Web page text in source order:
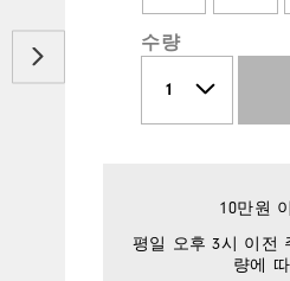
수량
10만원
평일 오후 3시 이전
량에